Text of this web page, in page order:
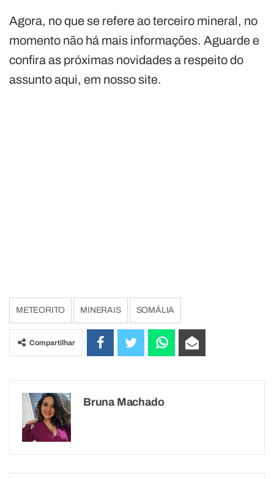
Agora, no que se refere ao terceiro mineral, no
momento não há mais informações. Aguarde e
confira as próximas novidades a respeito do
assunto aqui, em nosso site.
METEORITO MINERAIS SOMÁLIA
Compartilhar
Bruna Machado